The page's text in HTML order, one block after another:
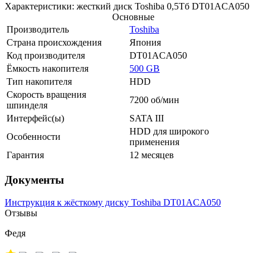
Характеристики: жесткий диск Toshiba 0,5Тб DT01ACA050
Основные
Производитель
Toshiba
Страна происхождения
Япония
Код производителя
DT01ACA050
Ёмкость накопителя
500 GB
Тип накопителя
HDD
Скорость вращения
шпинделя
7200 об/мин
Интерфейс(ы)
SATA III
Особенности
HDD для широкого
применения
Гарантия
12 месяцев
Документы
Инструкция к жёсткому диску Toshiba DT01ACA050
Отзывы
Федя